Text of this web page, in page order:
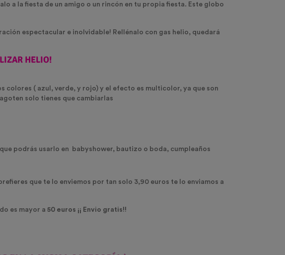
a la fiesta de un amigo o un rincón en tu propia fiesta. Este globo
espectacular e inolvidable! Rellénalo con gas helio, quedará
HELIO!
colores ( azul, verde, y rojo) y el efecto es multicolor, ya que son
solo tienes que cambiarlas
podrás usarlo en babyshower, bautizo o boda, cumpleaños
que te lo enviemos por tan solo 3,90 euros te lo enviamos a
es mayor a 50 euros ¡¡ Envio gratis!!